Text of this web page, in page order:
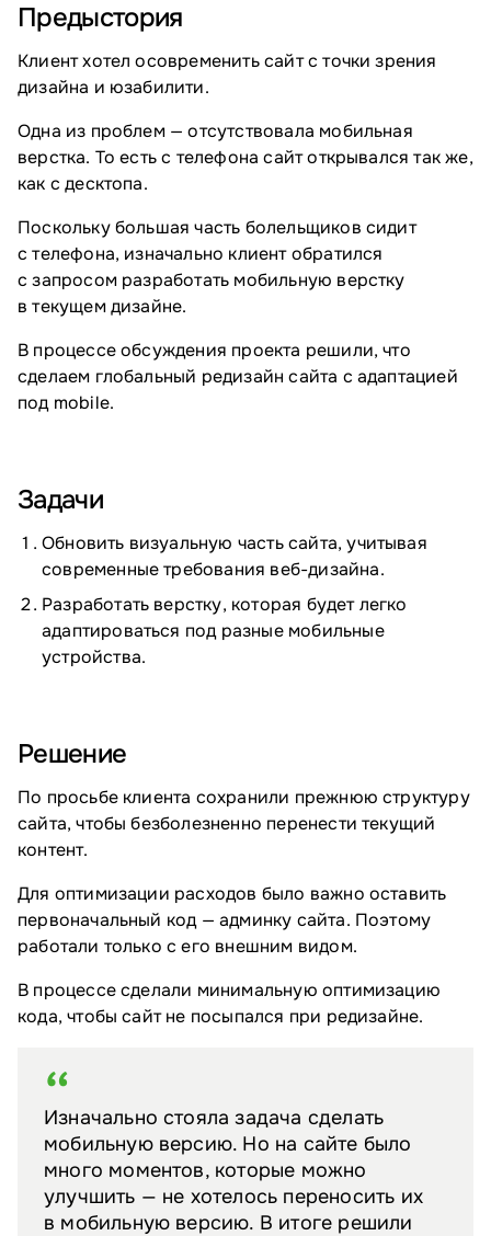
Предыстория
Клиент хотел осовременить сайт с точки зрения
дизайна и юзабилити.
Одна из проблем — отсутствовала мобильная
верстка. То есть с телефона сайт открывался так же,
как с десктопа.
Поскольку большая часть болельщиков сидит
с телефона, изначально клиент обратился
с запросом разработать мобильную верстку
в текущем дизайне.
В процессе обсуждения проекта решили, что
сделаем глобальный редизайн сайта с адаптацией
под mobile.
Задачи
Обновить визуальную часть сайта, учитывая
современные требования веб-дизайна.
Разработать верстку, которая будет легко
адаптироваться под разные мобильные
устройства.
Решение
По просьбе клиента сохранили прежнюю структуру
сайта, чтобы безболезненно перенести текущий
контент.
Для оптимизации расходов было важно оставить
первоначальный код — админку сайта. Поэтому
работали только с его внешним видом.
В процессе сделали минимальную оптимизацию
кода, чтобы сайт не посыпался при редизайне.
Изначально стояла задача сделать
мобильную версию. Но на сайте было
много моментов, которые можно
улучшить — не хотелось переносить их
в мобильную версию. В итоге решили